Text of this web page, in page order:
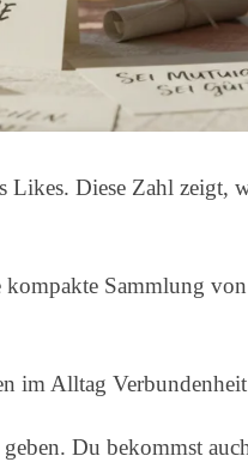
Likes. Diese Zahl zeigt,
Sammlung
im Alltag Verbundenheit
Du bekommst